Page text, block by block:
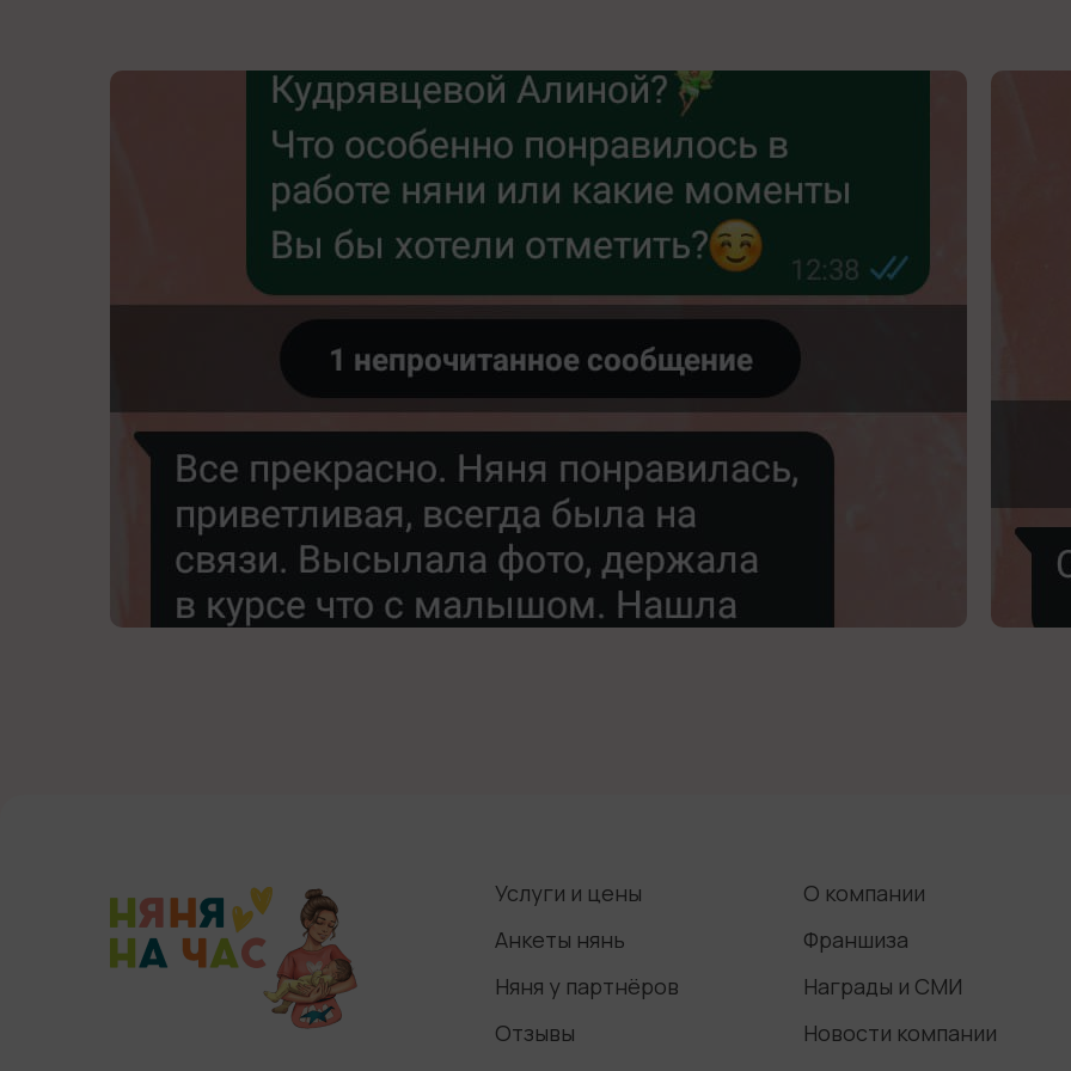
Услуги и цены
Анкеты нянь
Няня у партнёров
Отзывы
О компании
Франшиза
Награды и СМИ
Новости компании